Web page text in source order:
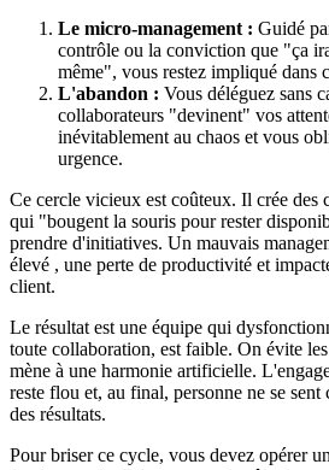
Le micro-management : Guidé
contrôle ou la conviction que "ça
même", vous restez impliqué dans
L'abandon : Vous déléguez sans
collaborateurs "devinent" vos
inévitablement au chaos et vous
urgence.
Ce cercle vicieux est coûteux. Il crée des
qui "bougent la souris pour rester
prendre d'initiatives. Un mauvais
élevé , une perte de productivité et
client.
Le résultat est une équipe qui
toute collaboration, est faible. On évite
mène à une harmonie artificielle.
reste flou et, au final, personne ne se
des résultats.
Pour briser ce cycle, vous devez opérer